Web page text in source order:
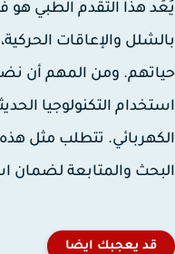
هذا التقدم الطبي هو
والإعاقات
ومن المهم أن نضع
التكنولوجيا
تتطلب مثل هذه
والمتابعة لضمان
قد يعجبك ايضا